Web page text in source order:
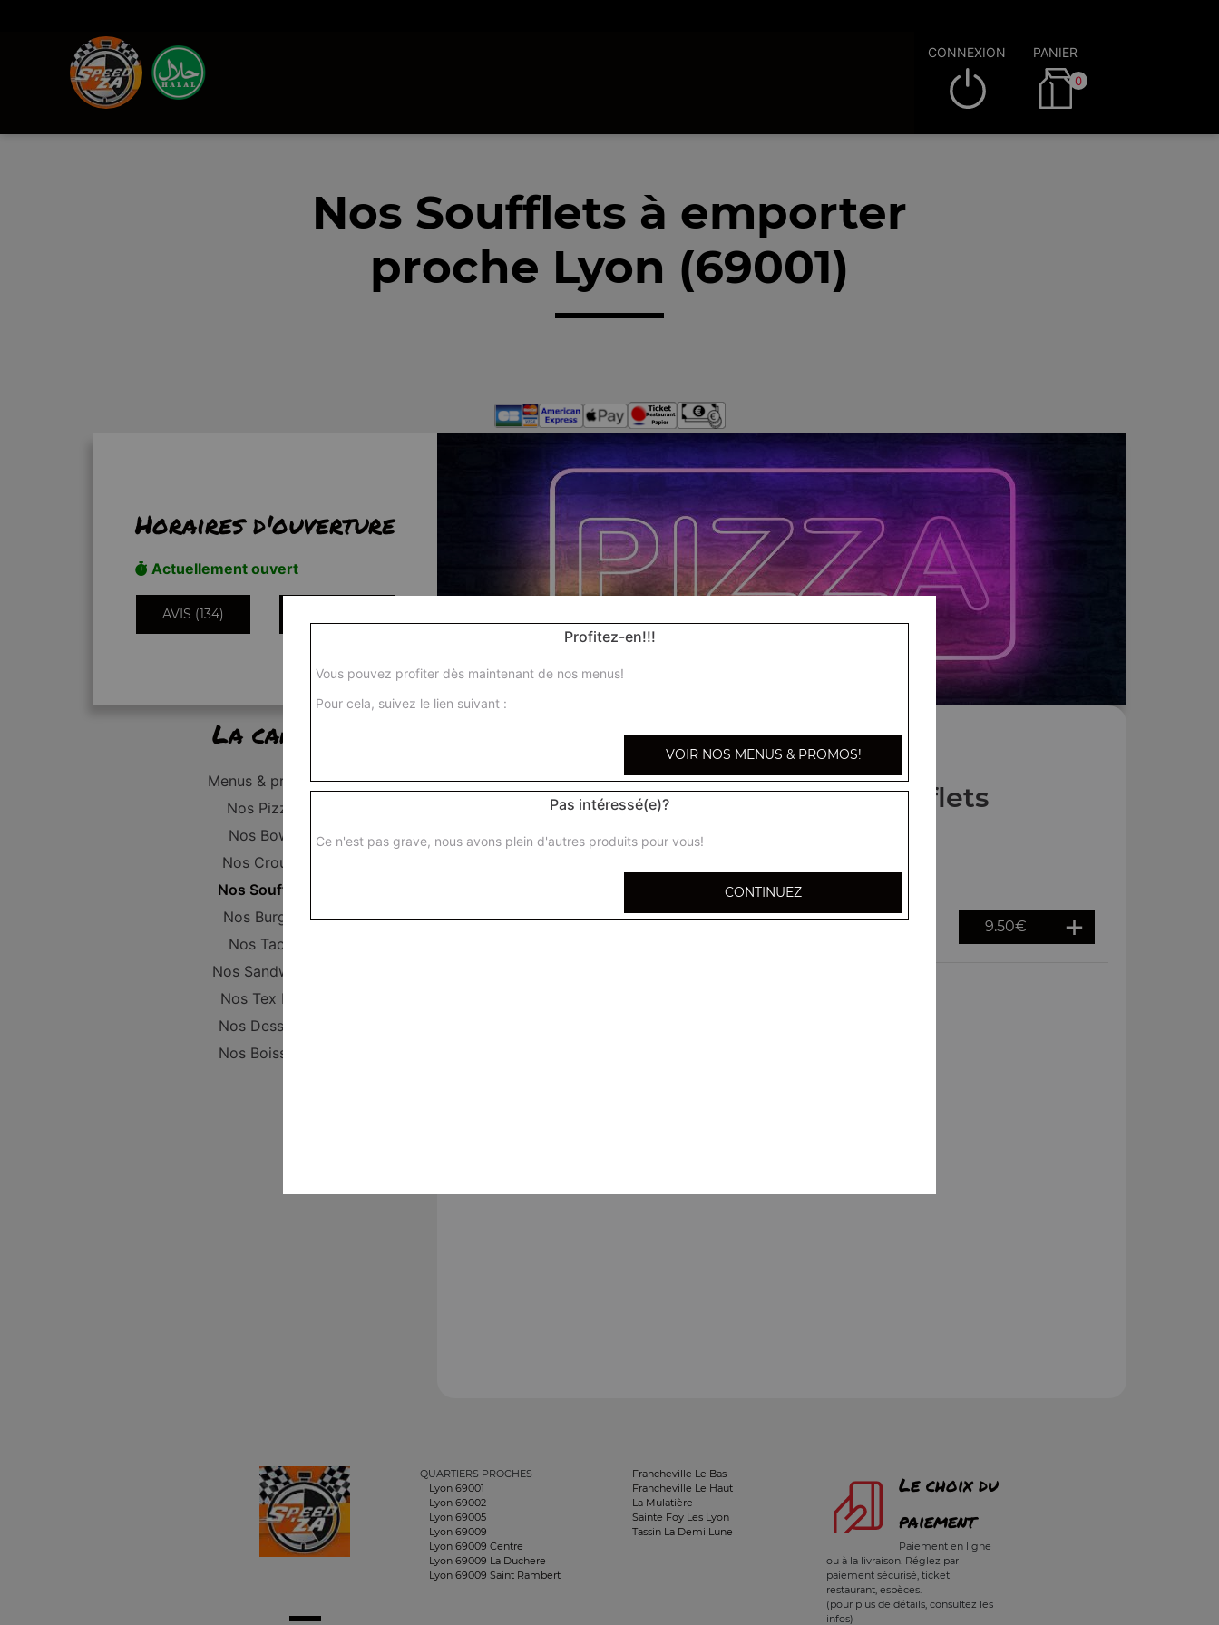
CONNEXION PANIER
0
Nos Soufflets à emporter
proche Lyon (69001)
Horaires d'ouverture
Actuellement ouvert
AVIS (134)
La carte
Menus & promos
Nos Pizzas
Nos Bowls
Nos Crousty
Nos Soufflets
Nos Burgers
Nos Tacos
Nos Sandwichs
Nos Tex Mex
Nos Desserts
Nos Boissons
Nos Soufflets
Soufflet 9.50€
QUARTIERS PROCHES
Lyon 69001
Lyon 69002
Lyon 69005
Lyon 69009
Lyon 69009 Centre
Lyon 69009 La Duchere
Lyon 69009 Saint Rambert
Francheville Le Bas
Francheville Le Haut
La Mulatière
Sainte Foy Les Lyon
Tassin La Demi Lune
Le choix du
paiement
Paiement en ligne
ou à la livraison. Réglez par
paiement sécurisé, ticket
restaurant, espèces.
(pour plus de détails, consultez les
infos)
Profitez-en!!!
Vous pouvez profiter dès maintenant de nos menus!
Pour cela, suivez le lien suivant :
VOIR NOS MENUS & PROMOS!
Pas intéressé(e)?
Ce n'est pas grave, nous avons plein d'autres produits pour vous!
CONTINUEZ